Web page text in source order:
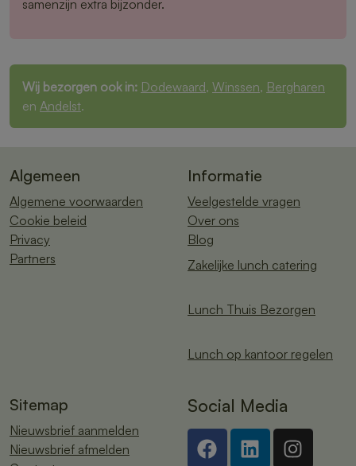
samenzijn extra bijzonder.
Wij bezorgen ook in: Dodewaard, Winssen, Bergharen
en Andelst.
Algemeen
Algemene voorwaarden
Cookie beleid
Privacy
Partners
Informatie
Veelgestelde vragen
Over ons
Blog
Zakelijke lunch catering
Lunch Thuis Bezorgen
Lunch op kantoor regelen
Sitemap
Nieuwsbrief aanmelden
Nieuwsbrief afmelden
Social Media